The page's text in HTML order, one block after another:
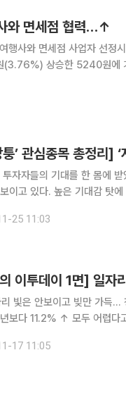
와 면세점 협력…↑
사와 면세점 사업자 선정시
거래 중 이다. 이 날 서울면세점은 중국
자자들의 기대를 한 몸에
이고 있다. 높은 기대감 탓
정보가 많지 않은 탓에 어떤
25 11:03
이투데이 1면] 일자
안보이고 빚만 가득... 청춘은 슬프다 실업률 대비 청
다고 하지만 2030 청년들의 삶은 더욱 잿빛이다. 청춘은 인생의
에도 희망을 찾기 힘들어하는
17 11:05